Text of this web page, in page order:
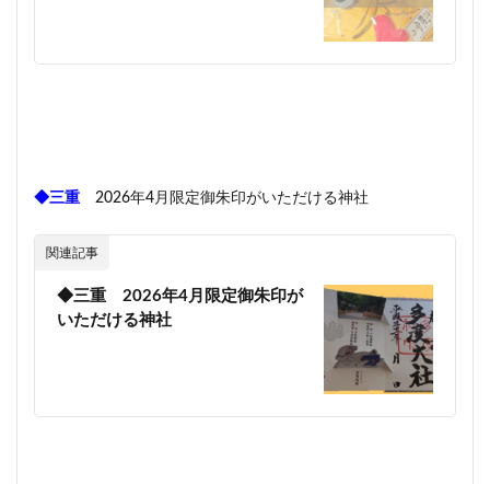
◆三重 2026年4月限定御朱印がいただける神社
関連記事
◆三重 2026年4月限定御朱印が
いただける神社